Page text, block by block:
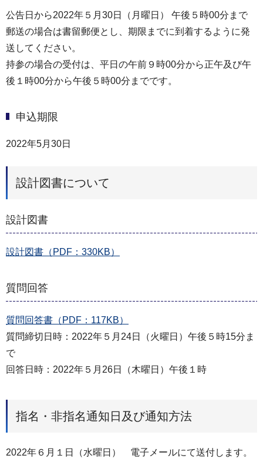
公告日から2022年５月30日（月曜日） 午後５時00分まで
郵送の場合は書留郵便とし、期限までに到着するように発
送してください。
持参の場合の受付は、平日の午前９時00分から正午及び午
後１時00分から午後５時00分までです。
申込期限
2022年5月30日
設計図書について
設計図書
設計図書（PDF：330KB）
質問回答
質問回答書（PDF：117KB）
質問締切日時：2022年５月24日（火曜日）午後５時15分ま
で
回答日時：2022年５月26日（木曜日）午後１時
指名・非指名通知日及び通知方法
2022年６月１日（水曜日） 電子メールにて送付します。